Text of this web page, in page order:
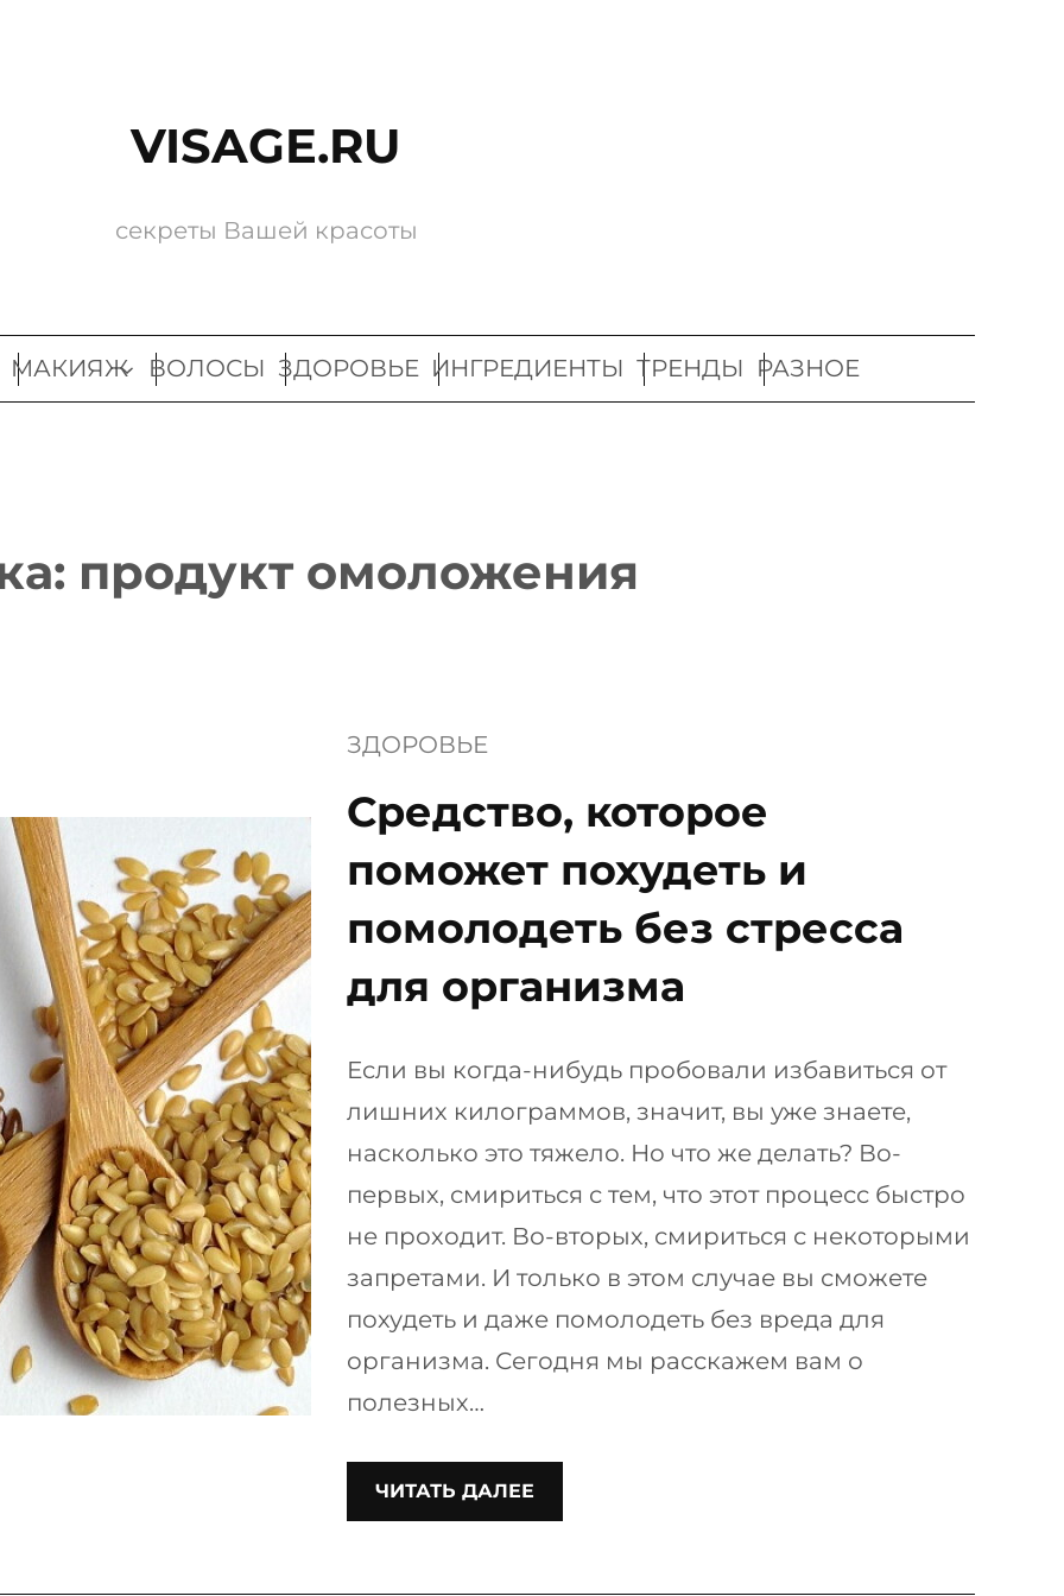
VISAGE.RU
секреты Вашей красоты
МАКИЯЖ ВОЛОСЫ ЗДОРОВЬЕ ИНГРЕДИЕНТЫ ТРЕНДЫ РАЗНОЕ
продукт омоложения
ЗДОРОВЬЕ
Средство, которое
поможет похудеть и
помолодеть без стресса
для организма
Если вы когда-нибудь пробовали избавиться от
лишних килограммов, значит, вы уже знаете,
насколько это тяжело. Но что же делать? Во-
первых, смириться с тем, что этот процесс быстро
не проходит. Во-вторых, смириться с некоторыми
запретами. И только в этом случае вы сможете
похудеть и даже помолодеть без вреда для
организма. Сегодня мы расскажем вам о
полезных…
ЧИТАТЬ ДАЛЕЕ